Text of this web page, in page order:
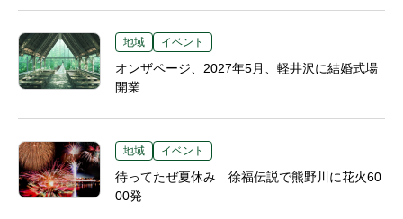
地域 イベント
オンザページ、2027年5月、軽井沢に結婚式場
開業
地域 イベント
待ってたぜ夏休み 徐福伝説で熊野川に花火60
00発